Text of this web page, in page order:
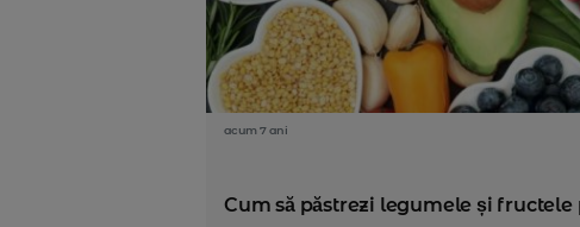
acum 7 ani
Cum să păstrezi legumele și